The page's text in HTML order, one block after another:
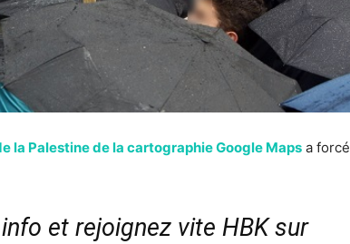
la Palestine de la cartographie Google Maps a forcé
et rejoignez vite HBK sur